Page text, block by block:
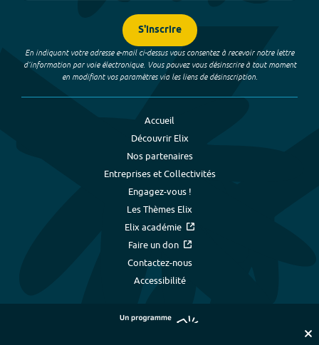
S'inscrire
En indiquant votre adresse e-mail ci-dessus vous consentez à recevoir notre lettre
d’information par voie électronique. Vous pouvez vous désinscrire à tout moment
en modifiant vos paramètres via les liens de désinscription.
Accueil
Découvrir Elix
Nos partenaires
Entreprises et Collectivités
Engagez-vous !
Les Thèmes Elix
Elix académie
Faire un don
Contactez-nous
Accessibilité